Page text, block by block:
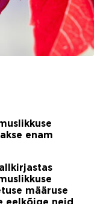
enam
määruse
eelkõige neid